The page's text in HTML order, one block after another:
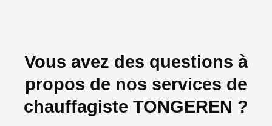
Vous avez des questions à
propos de nos services de
chauffagiste TONGEREN ?